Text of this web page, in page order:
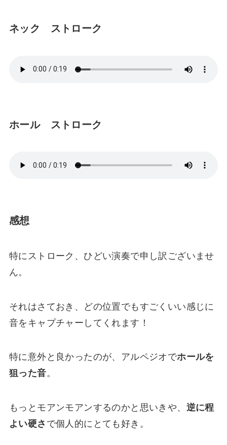
ネック ストローク
ホール ストローク
感想
特にストローク、ひどい演奏で申し訳ございませ
ん。
それはさておき、どの位置でもすごくいい感じに
音をキャプチャーしてくれます！
特に意外と良かったのが、アルペジオでホールを
狙った音。
もっとモアンモアンするのかと思いきや、 逆に程
よい硬さ で個人的にとても好き。